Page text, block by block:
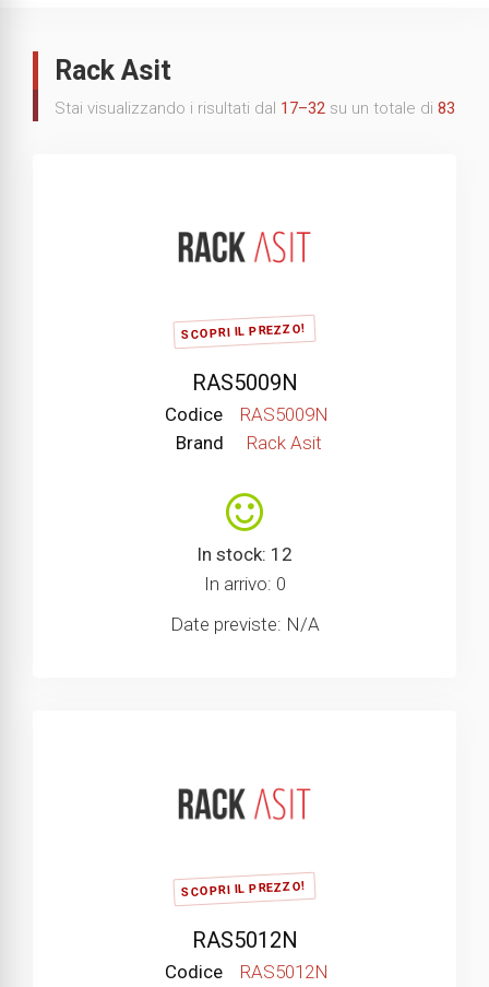
Rack Asit
Stai visualizzando i risultati dal 17–32 su un totale di 83
SCOPRI IL PREZZO!
RAS5009N
Codice
RAS5009N
Brand
Rack Asit
In stock: 12
In arrivo: 0
Date previste: N/A
SCOPRI IL PREZZO!
RAS5012N
Codice
RAS5012N